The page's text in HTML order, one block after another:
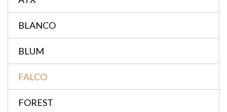
BLANCO
BLUM
FALCO
FOREST